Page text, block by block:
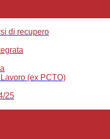
di recupero
(ex PCTO)
25